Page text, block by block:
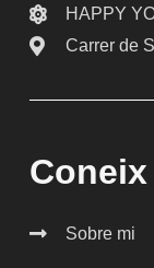
HAPPY
Carrer de
Sobre mi